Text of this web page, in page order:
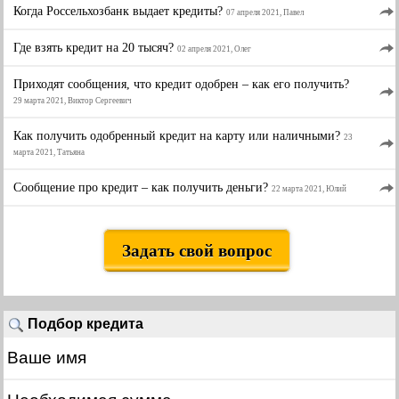
Когда Россельхозбанк выдает кредиты? 07 апреля 2021, Павел
Где взять кредит на 20 тысяч? 02 апреля 2021, Олег
Приходят сообщения, что кредит одобрен – как его получить?
29 марта 2021, Виктор Сергеевич
Как получить одобренный кредит на карту или наличными? 23
марта 2021, Татьяна
Сообщение про кредит – как получить деньги? 22 марта 2021, Юлий
Задать свой вопрос
Подбор кредита